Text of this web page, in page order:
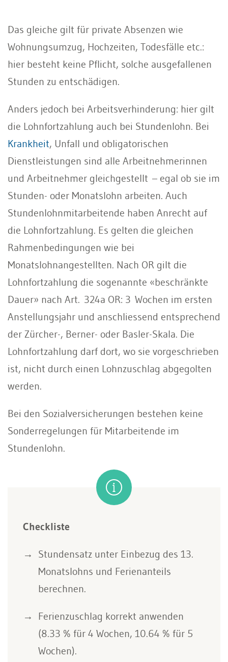
Das gleiche gilt für private Absenzen wie
Wohnungsumzug, Hochzeiten, Todesfälle etc.:
hier besteht keine Pflicht, solche ausgefallenen
Stunden zu entschädigen.
Anders jedoch bei Arbeitsverhinderung: hier gilt
die Lohnfortzahlung auch bei Stundenlohn. Bei
Krankheit, Unfall und obligatorischen
Dienstleistungen sind alle Arbeitnehmerinnen
und Arbeitnehmer gleichgestellt – egal ob sie im
Stunden- oder Monatslohn arbeiten. Auch
Stundenlohnmitarbeitende haben Anrecht auf
die Lohnfortzahlung. Es gelten die gleichen
Rahmenbedingungen wie bei
Monatslohnangestellten. Nach OR gilt die
Lohnfortzahlung die sogenannte «beschränkte
Dauer» nach Art. 324a OR: 3 Wochen im ersten
Anstellungsjahr und anschliessend entsprechend
der Zürcher-, Berner- oder Basler-Skala. Die
Lohnfortzahlung darf dort, wo sie vorgeschrieben
ist, nicht durch einen Lohnzuschlag abgegolten
werden.
Bei den Sozialversicherungen bestehen keine
Sonderregelungen für Mitarbeitende im
Stundenlohn.
Checkliste
Stundensatz unter Einbezug des 13.
Monatslohns und Ferienanteils
berechnen.
Ferienzuschlag korrekt anwenden
(8.33 % für 4 Wochen, 10.64 % für 5
Wochen).